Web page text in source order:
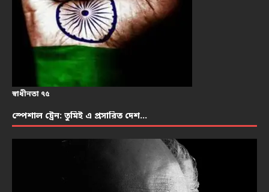
স্বাধীনতা ৭৫
স্পেশাল ট্রেন: তুমিই এ প্রসারিত দেশ…